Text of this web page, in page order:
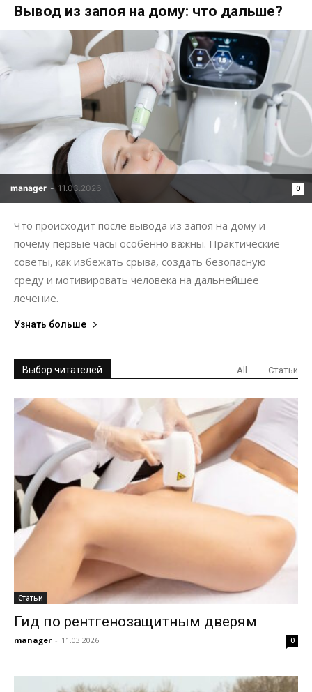
Вывод из запоя на дому: что дальше?
manager - 11.03.2026 0
Что происходит после вывода из запоя на дому и
почему первые часы особенно важны. Практические
советы, как избежать срыва, создать безопасную
среду и мотивировать человека на дальнейшее
лечение.
Узнать больше
Выбор читателей All Статьи
Статьи
Гид по рентгенозащитным дверям
manager - 11.03.2026 0